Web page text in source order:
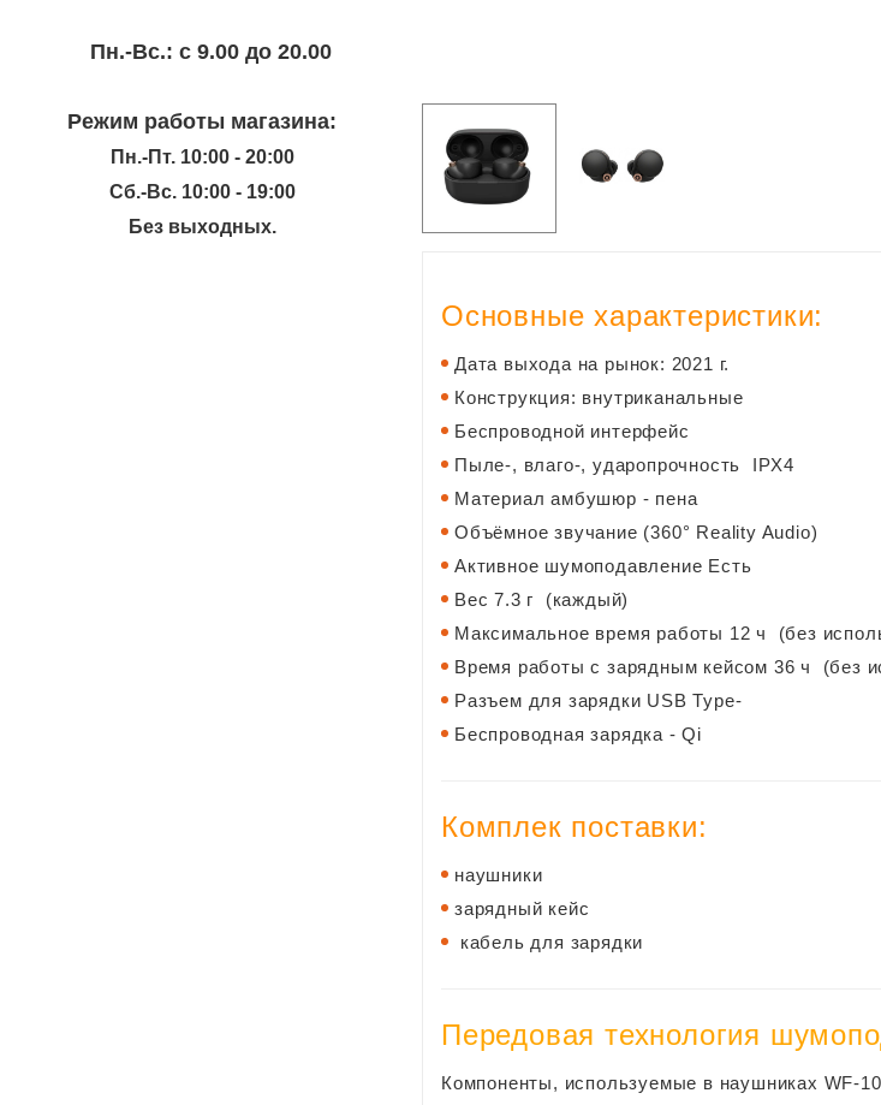
Основные характеристики:
Дата выхода на рынок: 2021 г.
Конструкция: внутриканальные
Беспроводной интерфейс
Пыле-, влаго-, ударопрочность IPX4
Материал амбушюр - пена
Объёмное звучание (360° Reality Audio)
Активное шумоподавление Есть
Вес 7.3 г (каждый)
Максимальное время работы 12 ч (без
Время работы с зарядным кейсом 36 ч (без
Разъем для зарядки USB Type-
Беспроводная зарядка - Qi
Комплек поставки:
наушники
зарядный кейс
кабель для зарядки
Передовая технология
Компоненты, используемые в наушниках WF-
Пн.-Вc.: с 9.00 до 20.00
Режим работы магазина:
Пн.-Пт. 10:00 - 20:00
Сб.-Вс. 10:00 - 19:00
Без выходных.